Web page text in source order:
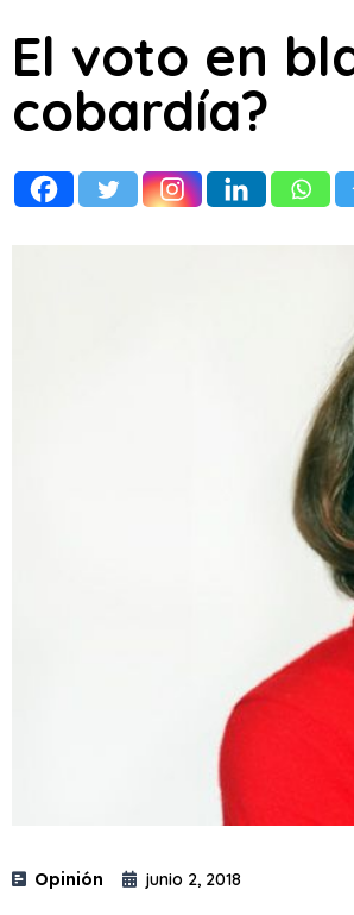
El voto en
cobardía?
Opinión junio 2, 2018